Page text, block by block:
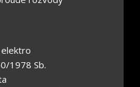
1978 Sb.